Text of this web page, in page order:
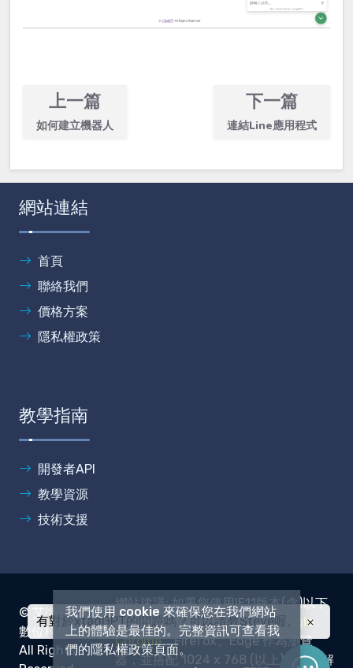
上一篇
如何建立機器人
下一篇
連結Line應用程式
網站連結
首頁
聯絡我們
價格方案
隱私權政策
教學指南
開發者API
教學資源
技術支援
© 艾微兒
數位科技.
All Rights
網站建議: 如果您使用IE11版本(含)以下
或其他瀏覽器，建議您使用Google
Chrome、Firefox、Edge 作為瀏覽
器，並搭配 1024 x 768 (以上)之螢幕解
我們使用 cookie 來確保您在我們網站
上的體驗是最佳的。完整資訊可查看我
們的隱私權政策頁面。
有對於xtagGPT的問題嗎？可以請教Steve喔。